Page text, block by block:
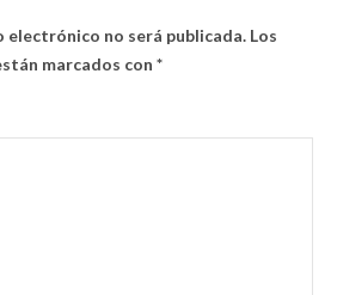
electrónico no será publicada. Los
marcados con *